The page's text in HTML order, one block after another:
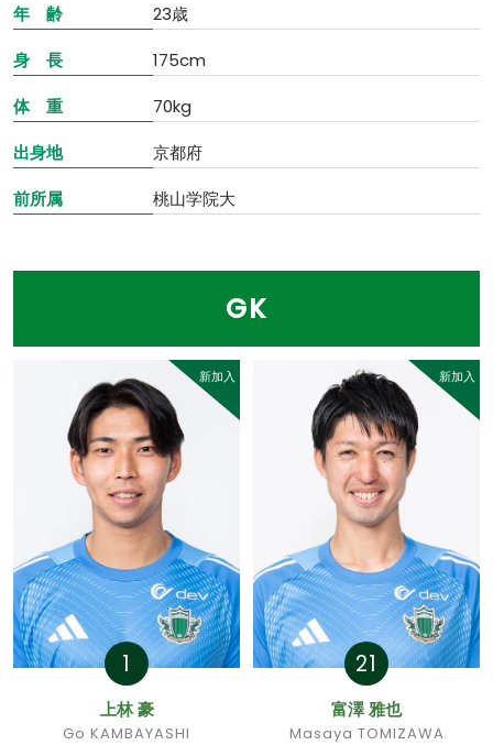
年 齢
23歳
身 長
175cm
体 重
70kg
出身地
京都府
前所属
桃山学院大
GK
新加入
1
上林 豪
Go KAMBAYASHI
新加入
21
富澤 雅也
Masaya TOMIZAWA